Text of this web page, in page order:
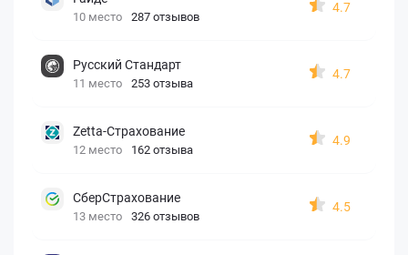
10 место 287 отзывов
4.7
Русский Стандарт
11 место 253 отзыва
4.7
Zetta-Страхование
12 место 162 отзыва
4.9
СберСтрахование
13 место 326 отзывов
4.5